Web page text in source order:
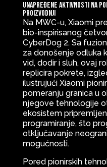
Unapređene aktivnosti na
proizvodnji
Na MWC-u, Xiaomi
bio-inspirisanog
CyberDog 2. Sa
za donošenje odluka
vid, dodir i sluh, ovaj
replicira pokrete,
ilustrujući Xiaomi
pomeranju granica u
njegove tehnologije
ekosistem
programiranje, što
otključavanje
mogućnosti.
Pored pionirskih